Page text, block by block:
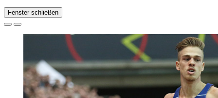
Fenster schließen